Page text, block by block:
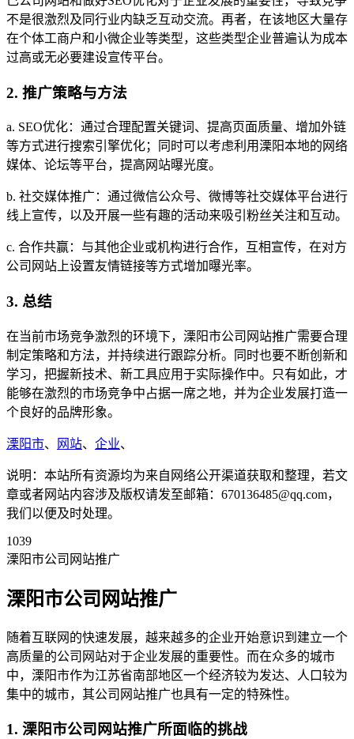
不是很激烈及同行业内缺乏互动交流。再者，在该地区大量存
在个体工商户和小微企业等类型，这些类型企业普遍认为成本
过高或无必要建设宣传平台。
2. 推广策略与方法
a. SEO优化：通过合理配置关键词、提高页面质量、增加外链
等方式进行搜索引擎优化；同时可以考虑利用溧阳本地的网络
媒体、论坛等平台，提高网站曝光度。
b. 社交媒体推广：通过微信公众号、微博等社交媒体平台进行
线上宣传，以及开展一些有趣的活动来吸引粉丝关注和互动。
c. 合作共赢：与其他企业或机构进行合作，互相宣传，在对方
公司网站上设置友情链接等方式增加曝光率。
3. 总结
在当前市场竞争激烈的环境下，溧阳市公司网站推广需要合理
制定策略和方法，并持续进行跟踪分析。同时也要不断创新和
学习，把握新技术、新工具应用于实际操作中。只有如此，才
能够在激烈的市场竞争中占据一席之地，并为企业发展打造一
个良好的品牌形象。
溧阳市、 网站、 企业、
说明：本站所有资源均为来自网络公开渠道获取和整理，若文
章或者网站内容涉及版权请发至邮箱：670136485@qq.com，
我们以便及时处理。
1039
溧阳市公司网站推广
溧阳市公司网站推广
随着互联网的快速发展，越来越多的企业开始意识到建立一个
高质量的公司网站对于企业发展的重要性。而在众多的城市
中，溧阳市作为江苏省南部地区一个经济较为发达、人口较为
集中的城市，其公司网站推广也具有一定的特殊性。
1. 溧阳市公司网站推广所面临的挑战